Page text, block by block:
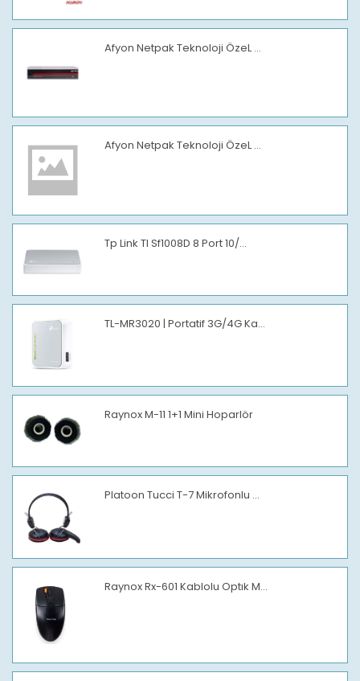
Afyon Netpak Teknoloji ÖzeL ...
Afyon Netpak Teknoloji ÖzeL ...
Tp Link Tl Sf1008D 8 Port 10/...
TL-MR3020 | Portatif 3G/4G Ka...
Raynox M-11 1+1 Mini Hoparlör
Platoon Tucci T-7 Mikrofonlu ...
Raynox Rx-601 Kablolu Optık M...